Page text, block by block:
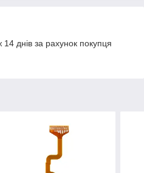
днів за рахунок покупця